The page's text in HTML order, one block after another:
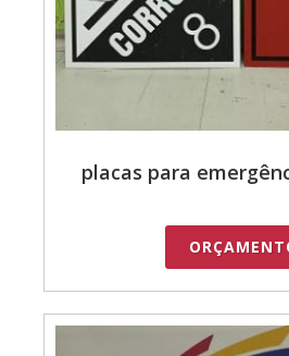
placas para